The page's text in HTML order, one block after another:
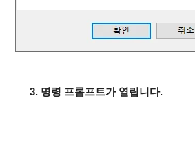
3. 명령 프롬프트가 열립니다.